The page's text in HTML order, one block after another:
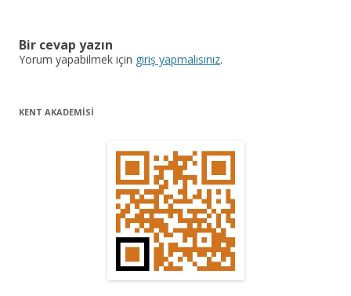
d
a
Bir cevap yazın
Yorum yapabilmek için giriş yapmalısınız.
KENT AKADEMİSİ